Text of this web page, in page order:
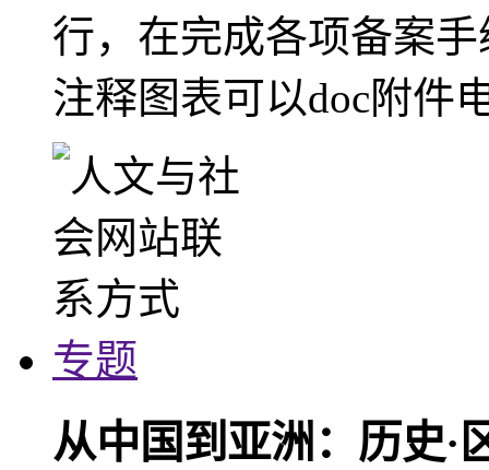
行，在完成各项备案
注释图表可以doc附件
专题
从中国到亚洲：历史·